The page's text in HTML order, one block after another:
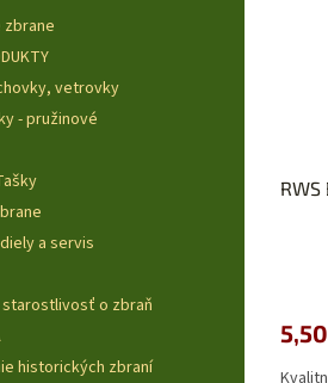
vetrovky
- pružinové
a servis
starostlivosť o zbraň
historických zbraní
RWS
je